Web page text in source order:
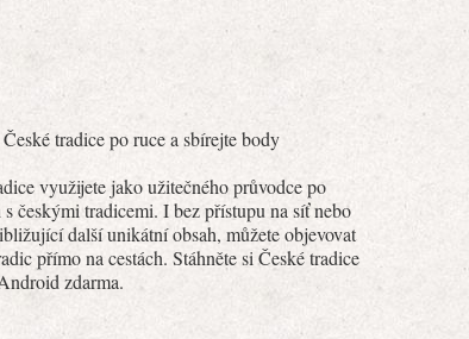
tradice po ruce a sbírejte body
využijete jako užitečného průvodce po
českými tradicemi. I bez přístupu na síť nebo
další unikátní obsah, můžete objevovat
přímo na cestách. Stáhněte si České tradice
zdarma.